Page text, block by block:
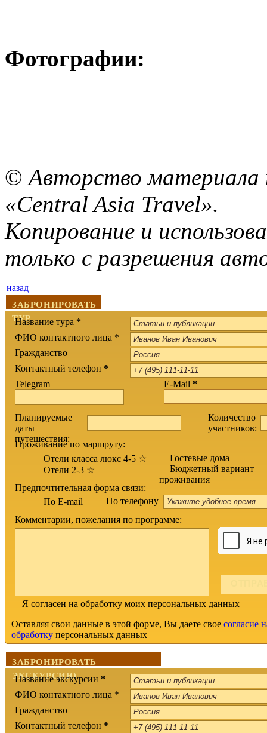
Фотографии:
©Авторство
«Central Asia Travel».
Копирование и
только с разрешения
назад
ЗАБРОНИРОВАТЬ
ТУР
Название тура *
ФИО контактного лица *
Гражданство
Контактный телефон *
Telegram
E-Mail *
Планируемые
даты
путешествия:
Количество
участников:
Проживание по маршруту:
Отели класса люкс 4-5 ☆
Отели 2-3 ☆
Гостевые дома
Бюджетный вариант
проживания
Предпочтительная форма связи:
По E-mail
По телефону
Комментарии, пожелания по программе:
Я согласен на обработку моих персональных данных
Оставляя свои данные в этой форме, Вы даете свое согласие
обработку персональных данных
ЗАБРОНИРОВАТЬ
ЭКСКУРСИЮ
Название экскурсии *
ФИО контактного лица *
Гражданство
Контактный телефон *